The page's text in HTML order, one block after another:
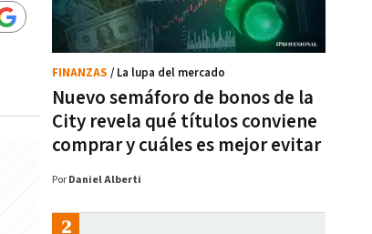
Nuevo semáforo de bonos de la
City revela qué títulos conviene
comprar y cuáles es mejor evitar
FINANZAS / La lupa del mercado
Por Daniel Alberti